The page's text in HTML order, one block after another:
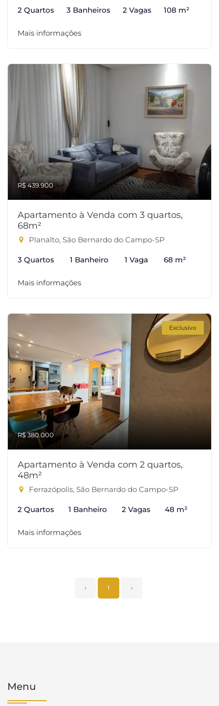
2 Quartos 3 Banheiros 2 Vagas 108 m²
Mais informações
R$ 439.900
Apartamento à Venda com 3 quartos,
68m²
Planalto, São Bernardo do Campo-SP
3 Quartos 1 Banheiro 1 Vaga 68 m²
Mais informações
Exclusivo
R$ 380.000
Apartamento à Venda com 2 quartos,
48m²
Ferrazópolis, São Bernardo do Campo-SP
2 Quartos 1 Banheiro 2 Vagas 48 m²
Mais informações
‹ 1 ›
Menu